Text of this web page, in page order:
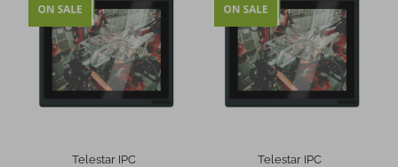
Telestar IPC Telestar IPC